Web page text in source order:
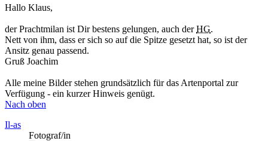
Hallo Klaus,
der Prachtmilan ist Dir bestens gelungen, auch derHG.
Nett von ihm, dass er sich so auf die Spitze gesetzt hat, so ist der
Ansitz genau passend.
Gruß Joachim
Alle meine Bilder stehen grundsätzlich für das Artenportal zur
Verfügung - ein kurzer Hinweis genügt.
Nach oben
Il-as
Fotograf/in